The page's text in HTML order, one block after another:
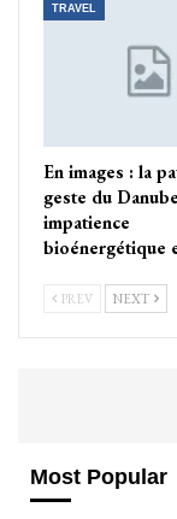
TRAVEL
En images : la
geste du
impatience
bioénergétique
PREV NEXT
Most Popular